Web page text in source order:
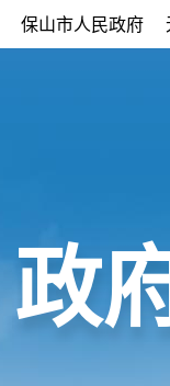
保山市人民政府
政